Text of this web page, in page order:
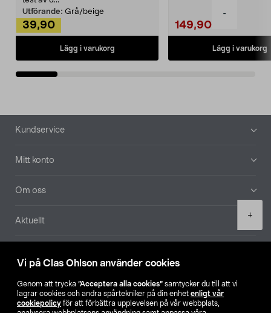
Vi på Clas Ohlson använder cookies
Genom att trycka ”Acceptera alla cookies” samtycker du till att vi
lagrar cookies och andra spårtekniker på din enhet enligt vår
cookiepolicy för att förbättra upplevelsen på vår webbplats,
-
+
Utförande: Grå/beige
39,90
Lägg i varukorg
149,90
Lägg i varukorg
Sidfot
Kundservice
Mitt konto
Om oss
Aktuellt
Hitta butik
SE NO FI